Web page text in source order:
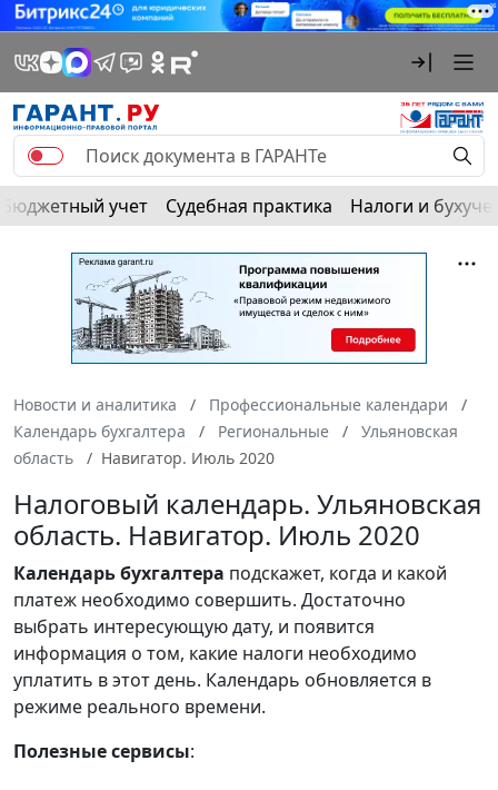
Бюджетный учет Судебная практика Налоги и
Новости и аналитика
Профессиональные календари
Календарь бухгалтера
Региональные
Ульяновская
область
Навигатор. Июль 2020
Налоговый календарь. Ульяновская
область. Навигатор. Июль 2020
Календарьбухгалтера подскажет, когда и какой
платеж необходимо совершить. Достаточно
выбрать интересующую дату, и появится
информация о том, какие налоги необходимо
уплатить в этот день. Календарь обновляется в
режиме реального времени.
Полезные сервисы: